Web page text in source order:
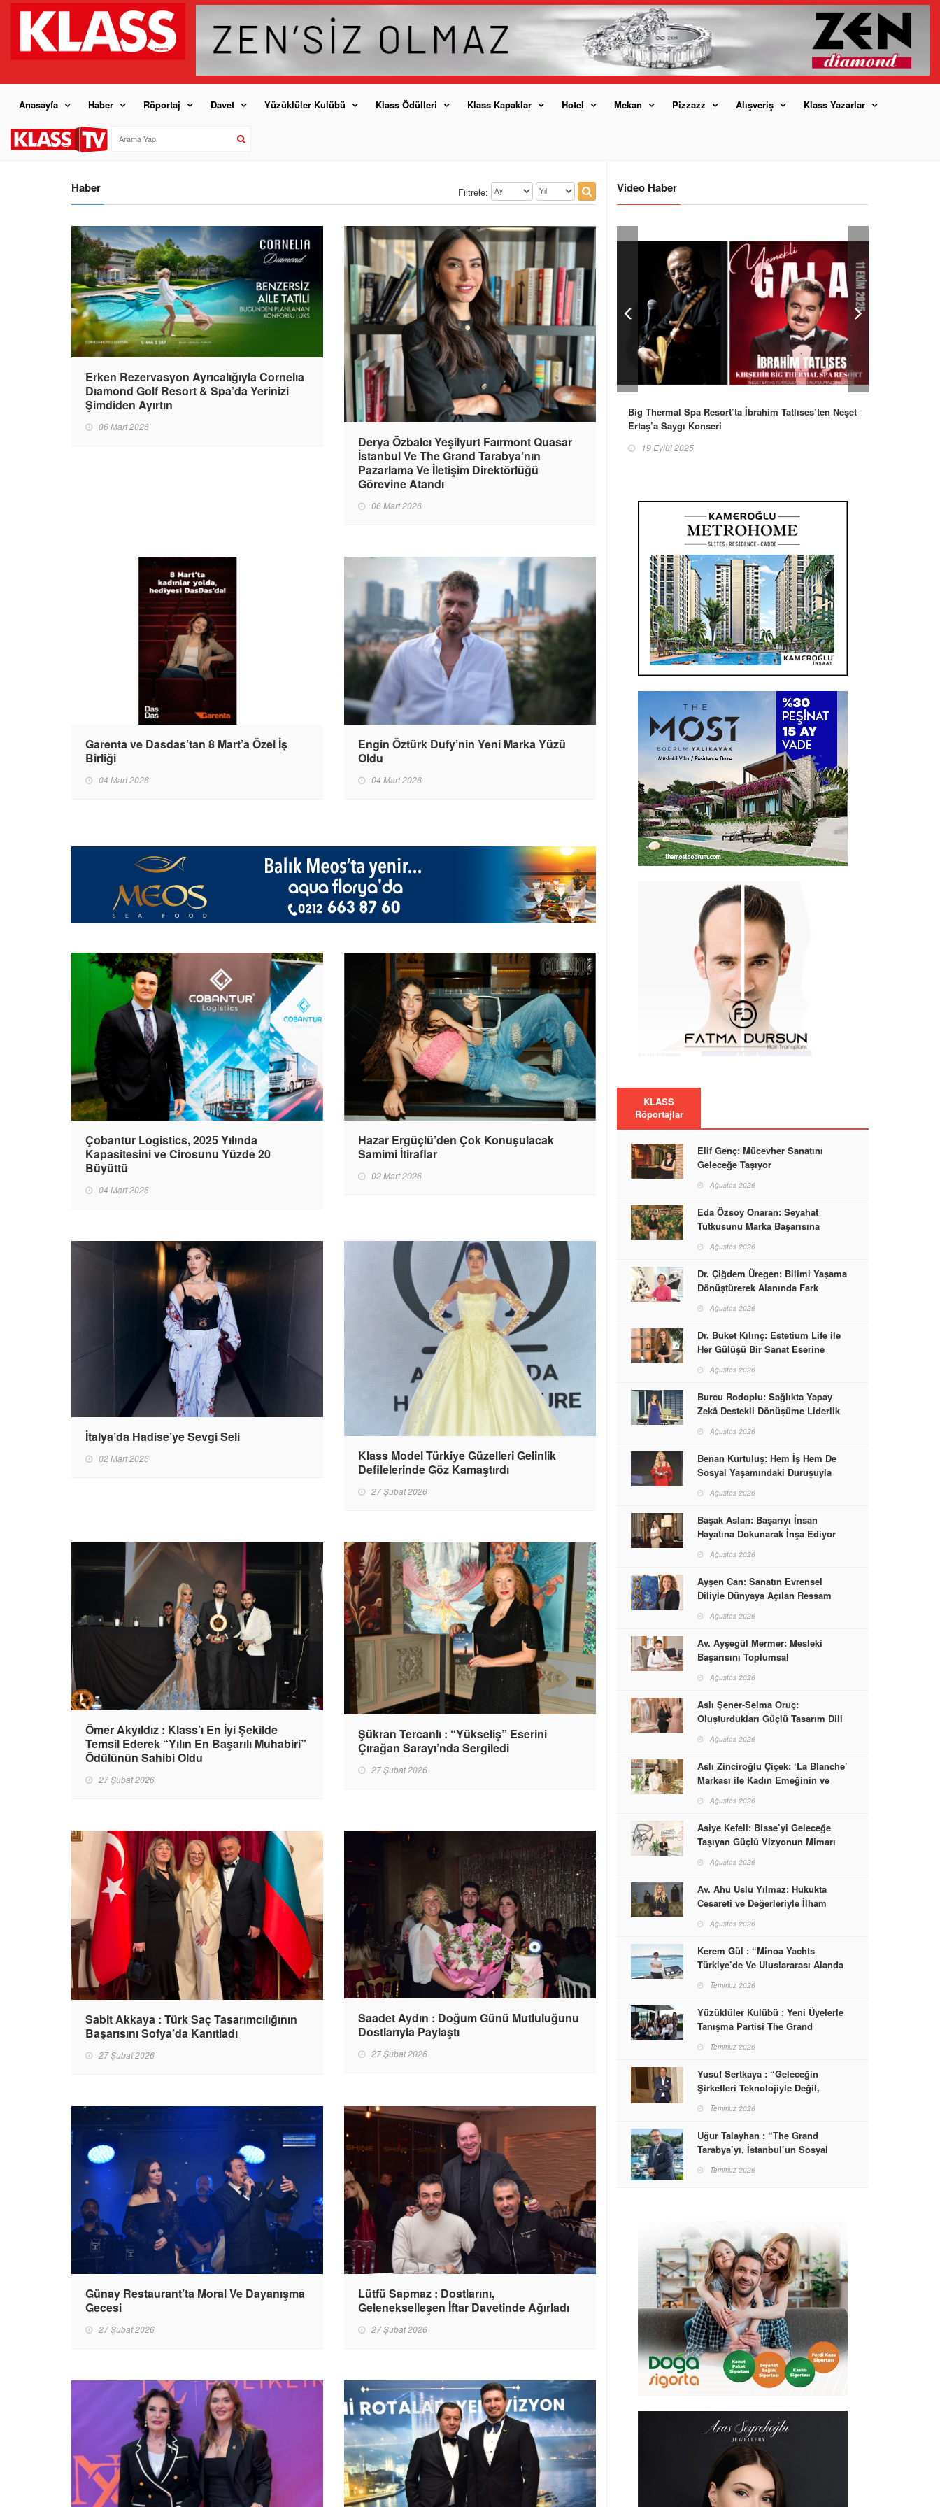
Anasayfa Haber Röportaj Davet Yüzüklüler Kulübü Klass Ödülleri Klass Kapaklar Hotel Mekan Pizzazz Alışveriş Klass Yazarlar
Haber Filtrele:
Erken Rezervasyon Ayrıcalığıyla Cornelıa
Dıamond Golf Resort & Spa’da Yerinizi
Şimdiden Ayırtın
06 Mart 2026
Derya Özbalcı Yeşilyurt Faırmont Quasar
İstanbul Ve The Grand Tarabya’nın
Pazarlama Ve İletişim Direktörlüğü
Görevine Atandı
06 Mart 2026
Garenta ve Dasdas’tan 8 Mart’a Özel İş
Birliği
04 Mart 2026
Engin Öztürk Dufy’nin Yeni Marka Yüzü
Oldu
04 Mart 2026
Çobantur Logistics, 2025 Yılında
Kapasitesini ve Cirosunu Yüzde 20
Büyüttü
04 Mart 2026
Hazar Ergüçlü’den Çok Konuşulacak
Samimi İtiraflar
02 Mart 2026
İtalya’da Hadise’ye Sevgi Seli
02 Mart 2026
Klass Model Türkiye Güzelleri Gelinlik
Defilelerinde Göz Kamaştırdı
27 Şubat 2026
Ömer Akyıldız : Klass’ı En İyi Şekilde
Temsil Ederek “Yılın En Başarılı Muhabiri”
Ödülünün Sahibi Oldu
27 Şubat 2026
Şükran Tercanlı : “Yükseliş” Eserini
Çırağan Sarayı’nda Sergiledi
27 Şubat 2026
Sabit Akkaya : Türk Saç Tasarımcılığının
Başarısını Sofya’da Kanıtladı
27 Şubat 2026
Saadet Aydın : Doğum Günü Mutluluğunu
Dostlarıyla Paylaştı
27 Şubat 2026
Günay Restaurant’ta Moral Ve Dayanışma
Gecesi
27 Şubat 2026
Lütfü Sapmaz : Dostlarını,
Gelenekselleşen İftar Davetinde Ağırladı
27 Şubat 2026
Video Haber
Big Thermal Spa Resort’ta İbrahim Tatlıses’ten Neşet
Ertaş’a Saygı Konseri
19 Eylül 2025
KLASS
Röportajlar
Elif Genç: Mücevher Sanatını
Geleceğe Taşıyor
Ağustos 2026
Eda Özsoy Onaran: Seyahat
Tutkusunu Marka Başarısına
Ağustos 2026
Dr. Çiğdem Üregen: Bilimi Yaşama
Dönüştürerek Alanında Fark
Ağustos 2026
Dr. Buket Kılınç: Estetium Life ile
Her Gülüşü Bir Sanat Eserine
Ağustos 2026
Burcu Rodoplu: Sağlıkta Yapay
Zekâ Destekli Dönüşüme Liderlik
Ağustos 2026
Benan Kurtuluş: Hem İş Hem De
Sosyal Yaşamındaki Duruşuyla
Ağustos 2026
Başak Aslan: Başarıyı İnsan
Hayatına Dokunarak İnşa Ediyor
Ağustos 2026
Ayşen Can: Sanatın Evrensel
Diliyle Dünyaya Açılan Ressam
Ağustos 2026
Av. Ayşegül Mermer: Mesleki
Başarısını Toplumsal
Ağustos 2026
Aslı Şener-Selma Oruç:
Oluşturdukları Güçlü Tasarım Dili
Dünyasına İmzalarını Attılar
Ağustos 2026
Aslı Zinciroğlu Çiçek: ‘La Blanche’
Markası ile Kadın Emeğinin ve
Başarabileceğinin En Güzel
Örneğini Sunuyor
Ağustos 2026
Asiye Kefeli: Bisse’yi Geleceğe
Taşıyan Güçlü Vizyonun Mimarı
Ağustos 2026
Av. Ahu Uslu Yılmaz: Hukukta
Cesareti ve Değerleriyle İlham
Ağustos 2026
Kerem Gül : “Minoa Yachts
Türkiye’de Ve Uluslararası Alanda
Markası Olacak”
Temmuz 2026
Yüzüklüler Kulübü : Yeni Üyelerle
Tanışma Partisi The Grand
Temmuz 2026
Yusuf Sertkaya : “Geleceğin
Şirketleri Teknolojiyle Değil,
Temmuz 2026
Uğur Talayhan : “The Grand
Tarabya’yı, İstanbul’un Sosyal
Destinasyon Haline Getirmeyi
Temmuz 2026